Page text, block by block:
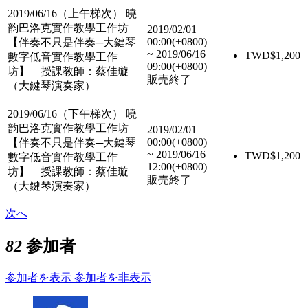
2019/06/16（上午梯次） 曉
韵巴洛克實作教學工作坊
【伴奏不只是伴奏─大鍵琴
數字低音實作教學工作
坊】 授課教師：蔡佳璇
（大鍵琴演奏家）
2019/02/01
00:00(+0800)
~ 2019/06/16
09:00(+0800)
販売終了
TWD$1,200
2019/06/16（下午梯次） 曉
韵巴洛克實作教學工作坊
【伴奏不只是伴奏─大鍵琴
數字低音實作教學工作
坊】 授課教師：蔡佳璇
（大鍵琴演奏家）
2019/02/01
00:00(+0800)
~ 2019/06/16
12:00(+0800)
販売終了
TWD$1,200
次へ
82 参加者
参加者を表示 参加者を非表示